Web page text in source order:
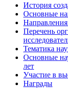
История
Основные
Направления
Перечень
Тематика
Основные
лет
Участие в
Награды